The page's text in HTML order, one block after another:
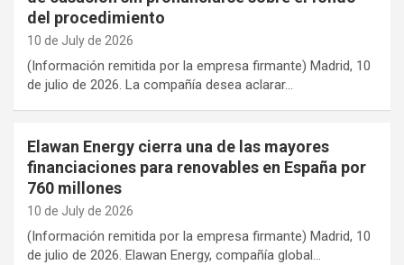
del procedimiento
10 de July de 2026
(Información remitida por la empresa firmante) Madrid, 10
de julio de 2026. La compañía desea aclarar…
Elawan Energy cierra una de las mayores
financiaciones para renovables en España por
760 millones
10 de July de 2026
(Información remitida por la empresa firmante) Madrid, 10
de julio de 2026. Elawan Energy, compañía global…